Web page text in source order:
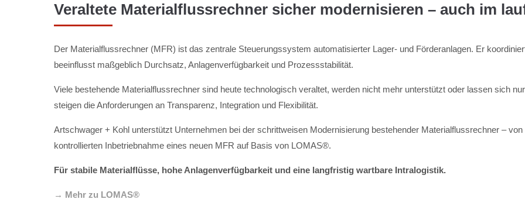
Veraltete Materialflussrechner sicher modernisieren – auch im
Der Materialflussrechner (MFR) ist das zentrale Steuerungssystem automatisierter Lager- und Förderanlagen. Er
beeinflusst maßgeblich Durchsatz, Anlagenverfügbarkeit und Prozessstabilität.
Viele bestehende Materialflussrechner sind heute technologisch veraltet, werden nicht mehr unterstützt oder lassen sich
steigen die Anforderungen an Transparenz, Integration und Flexibilität.
Artschwager + Kohl unterstützt Unternehmen bei der schrittweisen Modernisierung bestehender Materialflussrechner –
kontrollierten Inbetriebnahme eines neuen MFR auf Basis von LOMAS®.
Für stabile Materialflüsse, hohe Anlagenverfügbarkeit und eine langfristig wartbare Intralogistik.
→ Mehr zu LOMAS®